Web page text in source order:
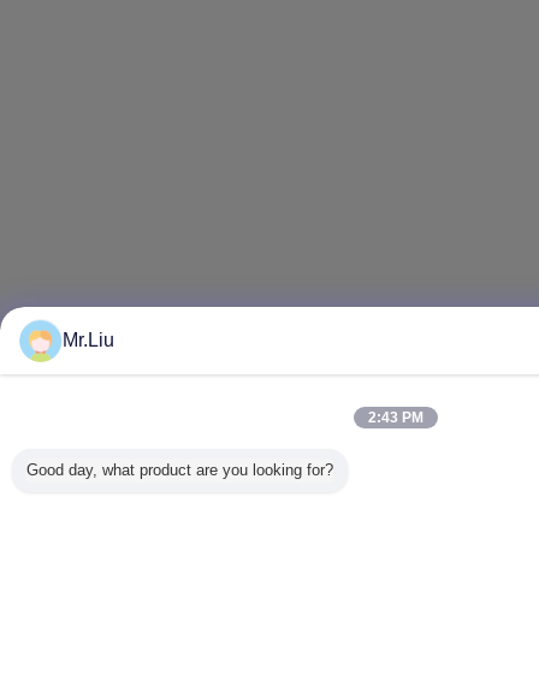
Mr.Liu
2:43 PM
Good day, what product are you looking for?